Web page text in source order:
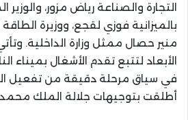
التجارة والصناعة رياض مزور،
بالميزانية فوزي لقجع، ووزيرة
منير حصال ممثل وزارة الداخلية.
الأبعاد لتتبع تقدم الأشغال بميناء
في سياق مرحلة دقيقة من تفعيل
أطلقت بتوجيهات جلالة الملك